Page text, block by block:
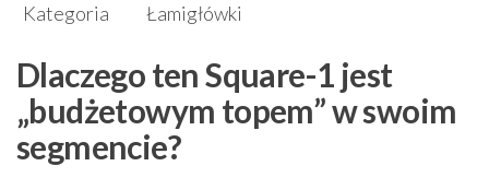
Kategoria
Łamigłówki
Dlaczego ten Square-1 jest
„budżetowym topem” w swoim
segmencie?